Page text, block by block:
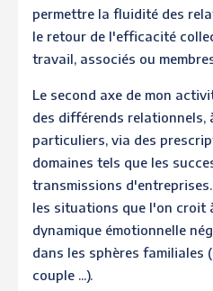
permettre la fluidité des
le retour de l'efficacité
travail, associés ou
Le second axe de mon
des différends relationnels,
particuliers, via des
domaines tels que les
transmissions
les situations que l'on croit
dynamique émotionnelle
dans les sphères familiales
couple ...).